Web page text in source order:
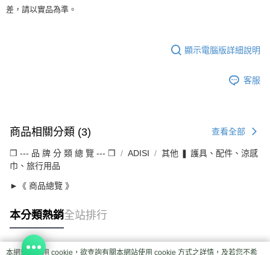
差，請以實品為準。
顯示電腦版詳細說明
客服
商品相關分類 (3) 查看全部
❒ --- 品 牌 分 類 總 覽 --- ❒ ADISI
其他 ❚ 護具、配件、涼感
巾、旅行用品
►《 商品總覽 》
本分類熱銷全站排行
本網站中使用 cookie，欲查詢有關本網站使用 cookie 方式之詳情，及若您不希